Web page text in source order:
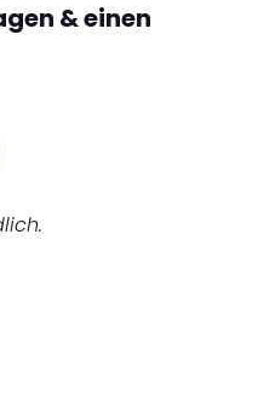
& einen